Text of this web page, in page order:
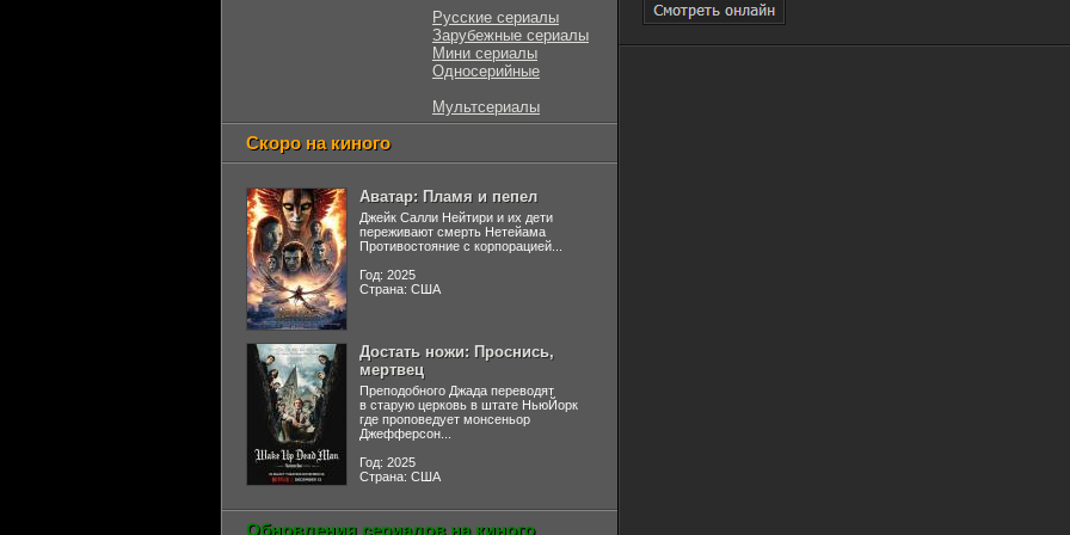
Русские сериалы
Зарубежные сериалы
Мини сериалы
Односерийные
Мультсериалы
Скоро на киного
Аватар: Пламя и пепел
Джейк Салли Нейтири и их дети
переживают смерть Нетейама
Противостояние с корпорацией...
Год: 2025
Страна: США
Достать ножи: Проснись,
мертвец
Преподобного Джада переводят
в старую церковь в штате НьюЙорк
где проповедует монсеньор
Джефферсон...
Год: 2025
Страна: США
Обновления сериалов на киного